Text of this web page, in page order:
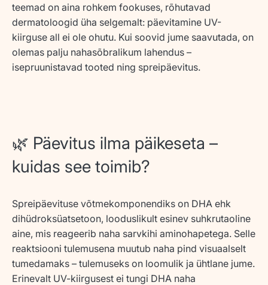
teemad on aina rohkem fookuses, rõhutavad
dermatoloogid üha selgemalt: päevitamine UV-
kiirguse all ei ole ohutu. Kui soovid jume saavutada, on
olemas palju nahasõbralikum lahendus –
isepruunistavad tooted ning spreipäevitus.
🌿 Päevitus ilma päikeseta –
kuidas see toimib?
Spreipäevituse võtmekomponendiks on DHA ehk
dihüdroksüatsetoon, looduslikult esinev suhkrutaoline
aine, mis reageerib naha sarvkihi aminohapetega. Selle
reaktsiooni tulemusena muutub naha pind visuaalselt
tumedamaks – tulemuseks on loomulik ja ühtlane jume.
Erinevalt UV-kiirgusest ei tungi DHA naha